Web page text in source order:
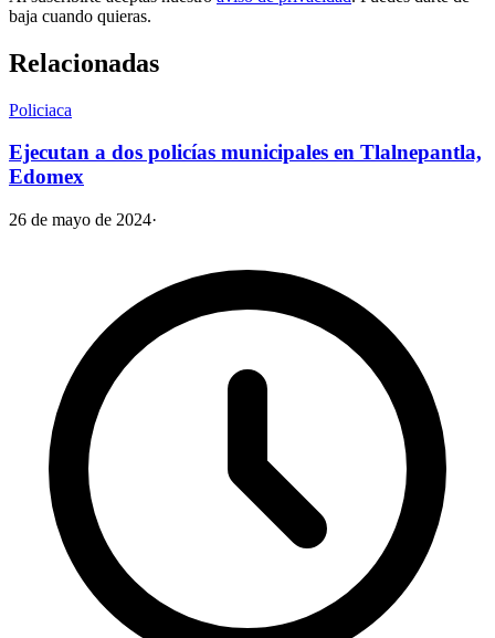
baja cuando quieras.
Relacionadas
Policiaca
Ejecutan a dos policías municipales en Tlalnepantla,
Edomex
26 de mayo de 2024·